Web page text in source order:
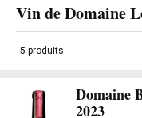
Vin de Domaine
5 produits
Domaine
2023